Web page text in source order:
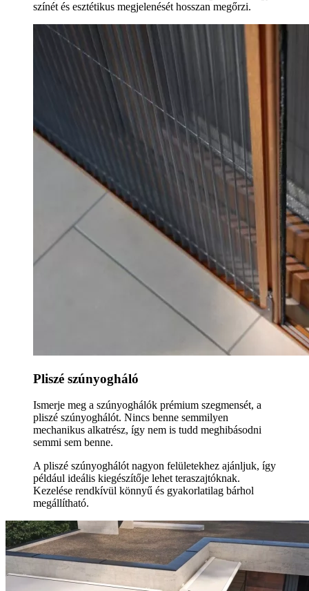
színét és esztétikus megjelenését hosszan megőrzi.
Pliszé szúnyogháló
Ismerje meg a szúnyoghálók prémium szegmensét, a
pliszé szúnyoghálót. Nincs benne semmilyen
mechanikus alkatrész, így nem is tudd meghibásodni
semmi sem benne.
A pliszé szúnyoghálót nagyon felületekhez ajánljuk, így
például ideális kiegészítője lehet teraszajtóknak.
Kezelése rendkívül könnyű és gyakorlatilag bárhol
megállítható.